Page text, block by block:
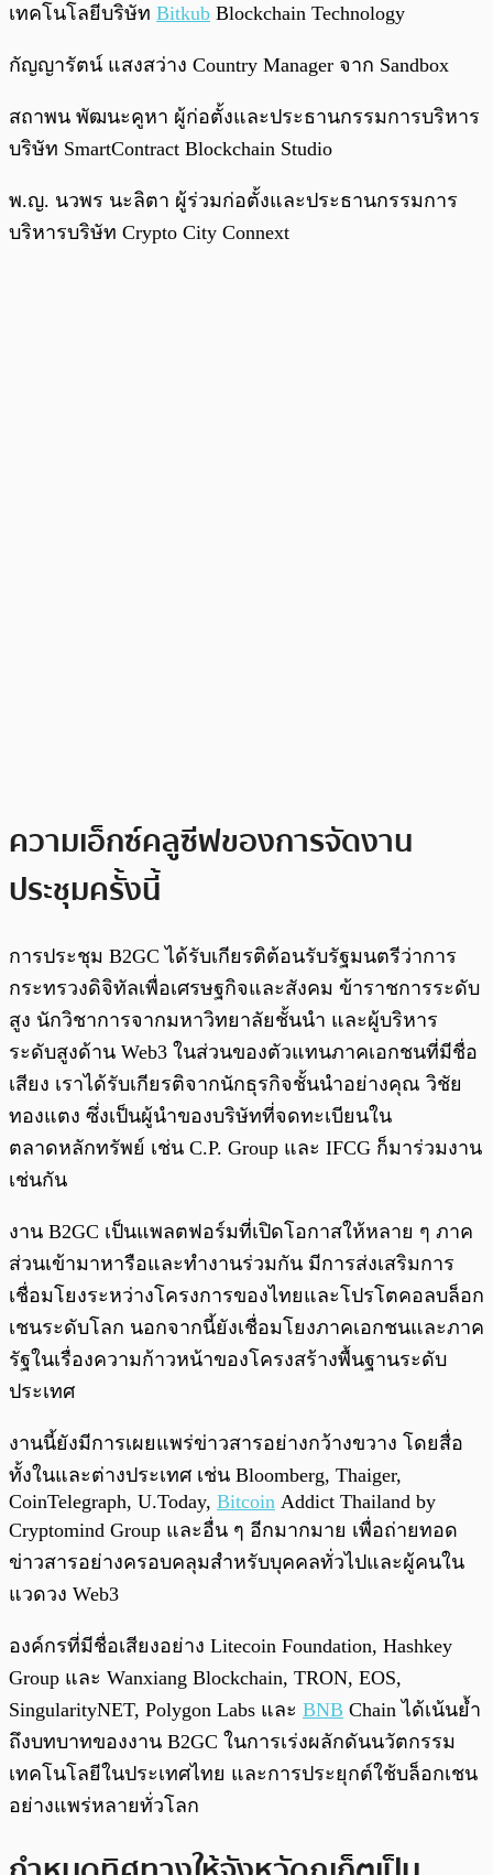
เทคโนโลยีบริษัท Bitkub Blockchain Technology
กัญญารัตน์ แสงสว่าง Country Manager จาก Sandbox
สถาพน พัฒนะคูหา ผู้ก่อตั้งและประธานกรรมการบริหาร
บริษัท SmartContract Blockchain Studio
พ.ญ. นวพร นะลิตา ผู้ร่วมก่อตั้งและประธานกรรมการ
บริหารบริษัท Crypto City Connext
ความเอ็กซ์คลูซีฟของการจัดงาน
ประชุมครั้งนี้
การประชุม B2GC ได้รับเกียรติต้อนรับรัฐมนตรีว่าการ
กระทรวงดิจิทัลเพื่อเศรษฐกิจและสังคม ข้าราชการระดับ
สูง นักวิชาการจากมหาวิทยาลัยชั้นนำ และผู้บริหาร
ระดับสูงด้าน Web3 ในส่วนของตัวแทนภาคเอกชนที่มีชื่อ
เสียง เราได้รับเกียรติจากนักธุรกิจชั้นนำอย่างคุณ วิชัย
ทองแตง ซึ่งเป็นผู้นำของบริษัทที่จดทะเบียนใน
ตลาดหลักทรัพย์ เช่น C.P. Group และ IFCG ก็มาร่วมงาน
เช่นกัน
งาน B2GC เป็นแพลตฟอร์มที่เปิดโอกาสให้หลาย ๆ ภาค
ส่วนเข้ามาหารือและทำงานร่วมกัน มีการส่งเสริมการ
เชื่อมโยงระหว่างโครงการของไทยและโปรโตคอลบล็อก
เชนระดับโลก นอกจากนี้ยังเชื่อมโยงภาคเอกชนและภาค
รัฐในเรื่องความก้าวหน้าของโครงสร้างพื้นฐานระดับ
ประเทศ
งานนี้ยังมีการเผยแพร่ข่าวสารอย่างกว้างขวาง โดยสื่อ
ทั้งในและต่างประเทศ เช่น Bloomberg, Thaiger,
CoinTelegraph, U.Today, Bitcoin Addict Thailand by
Cryptomind Group และอื่น ๆ อีกมากมาย เพื่อถ่ายทอด
ข่าวสารอย่างครอบคลุมสำหรับบุคคลทั่วไปและผู้คนใน
แวดวง Web3
องค์กรที่มีชื่อเสียงอย่าง Litecoin Foundation, Hashkey
Group และ Wanxiang Blockchain, TRON, EOS,
SingularityNET, Polygon Labs และ BNB Chain ได้เน้นย้ำ
ถึงบทบาทของงาน B2GC ในการเร่งผลักดันนวัตกรรม
เทคโนโลยีในประเทศไทย และการประยุกต์ใช้บล็อกเชน
อย่างแพร่หลายทั่วโลก